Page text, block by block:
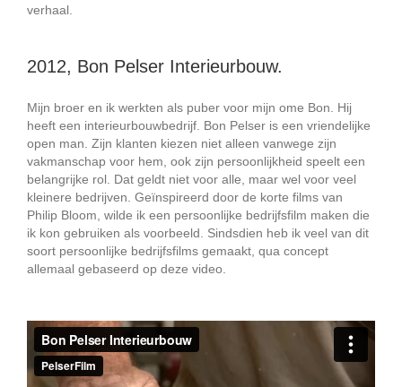
verhaal.
2012, Bon Pelser Interieurbouw.
Mijn broer en ik werkten als puber voor mijn ome Bon. Hij
heeft een interieurbouwbedrijf. Bon Pelser is een vriendelijke
open man. Zijn klanten kiezen niet alleen vanwege zijn
vakmanschap voor hem, ook zijn persoonlijkheid speelt een
belangrijke rol. Dat geldt niet voor alle, maar wel voor veel
kleinere bedrijven. Geïnspireerd door de korte films van
Philip Bloom, wilde ik een persoonlijke bedrijfsfilm maken die
ik kon gebruiken als voorbeeld. Sindsdien heb ik veel van dit
soort persoonlijke bedrijfsfilms gemaakt, qua concept
allemaal gebaseerd op deze video.